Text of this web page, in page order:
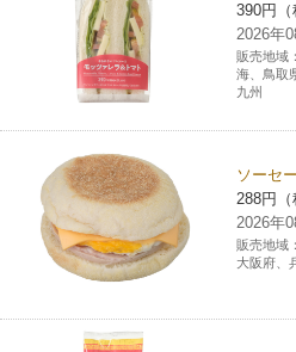
モバイルバッテリーシェアリング
荷物預かりサービス「ecbocloakエ
パウダースペース ラブン（店舗限
ソフトバンクギフト
390円（
2026年
販売地域：
海、鳥取
九州
ソーセ
288円（
2026年
販売地域：
大阪府、